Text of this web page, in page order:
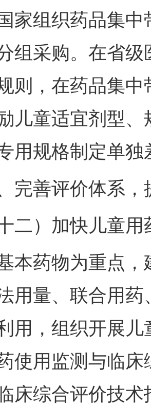
组织药品集中
组采购。在省
则，在药品集
儿童适宜剂型
用规格制定单独
善评价体系，
）加快儿童用
药物为重点，
用量、联合用
用，组织开展
使用监测与临
床综合评价技